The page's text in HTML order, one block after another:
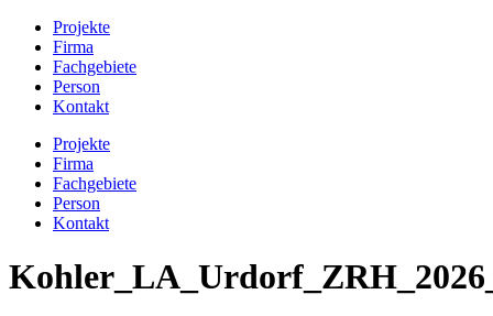
Projekte
Firma
Fachgebiete
Person
Kontakt
Projekte
Firma
Fachgebiete
Person
Kontakt